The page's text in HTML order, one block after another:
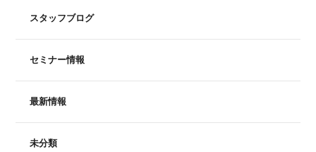
スタッフブログ
セミナー情報
最新情報
未分類